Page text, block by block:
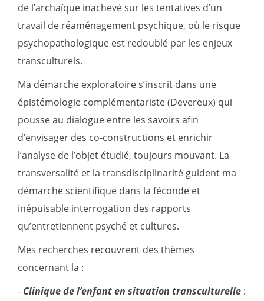
de l’archaïque inachevé sur les tentatives d’un
travail de réaménagement psychique, où le risque
psychopathologique est redoublé par les enjeux
transculturels.
Ma démarche exploratoire s’inscrit dans une
épistémologie complémentariste (Devereux) qui
pousse au dialogue entre les savoirs afin
d’envisager des co-constructions et enrichir
l’analyse de l’objet étudié, toujours mouvant. La
transversalité et la transdisciplinarité guident ma
démarche scientifique dans la féconde et
inépuisable interrogation des rapports
qu’entretiennent psyché et cultures.
Mes recherches recouvrent des thèmes
concernant la :
- Clinique de l’enfant en situation transculturelle :